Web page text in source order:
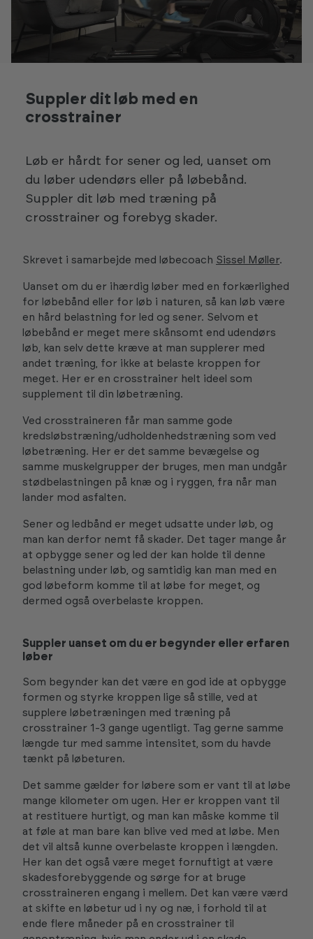
Suppler dit løb med en
crosstrainer
Løb er hårdt for sener og led, uanset om
du løber udendørs eller på løbebånd.
Suppler dit løb med træning på
crosstrainer og forebyg skader.
Skrevet i samarbejde med løbecoach Sissel Møller.
Uanset om du er ihærdig løber med en forkærlighed
for løbebånd eller for løb i naturen, så kan løb være
en hård belastning for led og sener. Selvom et
løbebånd er meget mere skånsomt end udendørs
løb, kan selv dette kræve at man supplerer med
andet træning, for ikke at belaste kroppen for
meget. Her er en crosstrainer helt ideel som
supplement til din løbetræning.
Ved crosstraineren får man samme gode
kredsløbstræning/udholdenhedstræning som ved
løbetræning. Her er det samme bevægelse og
samme muskelgrupper der bruges, men man undgår
stødbelastningen på knæ og i ryggen, fra når man
lander mod asfalten.
Sener og ledbånd er meget udsatte under løb, og
man kan derfor nemt få skader. Det tager mange år
at opbygge sener og led der kan holde til denne
belastning under løb, og samtidig kan man med en
god løbeform komme til at løbe for meget, og
dermed også overbelaste kroppen.
Suppler uanset om du er begynder eller erfaren
løber
Som begynder kan det være en god ide at opbygge
formen og styrke kroppen lige så stille, ved at
supplere løbetræningen med træning på
crosstrainer 1-3 gange ugentligt. Tag gerne samme
længde tur med samme intensitet, som du havde
tænkt på løbeturen.
Det samme gælder for løbere som er vant til at løbe
mange kilometer om ugen. Her er kroppen vant til
at restituere hurtigt, og man kan måske komme til
at føle at man bare kan blive ved med at løbe. Men
det vil altså kunne overbelaste kroppen i længden.
Her kan det også være meget fornuftigt at være
skadesforebyggende og sørge for at bruge
crosstraineren engang i mellem. Det kan være værd
at skifte en løbetur ud i ny og næ, i forhold til at
ende flere måneder på en crosstrainer til